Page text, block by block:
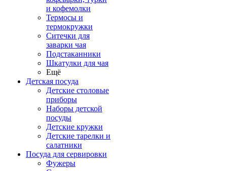
и кофемолки
Термосы и
термокружки
Ситечки для
заварки чая
Подстаканники
Шкатулки для чая
Ещё
Детская посуда
Детские столовые
приборы
Наборы детской
посуды
Детские кружки
Детские тарелки и
салатники
Посуда для сервировки
Фужеры